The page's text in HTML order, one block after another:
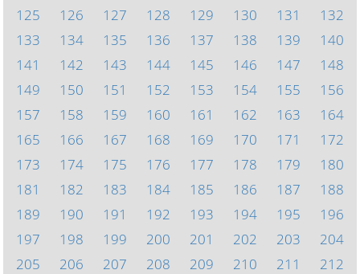
125
126 127 128 129 130 131
132
133
134 135 136 137 138 139
140
141
142 143 144 145 146 147
148
149
150 151 152 153 154 155
156
157
158 159 160 161 162 163
164
165
166 167 168 169 170 171
172
173
174 175 176 177 178 179
180
181
182 183 184 185 186 187
188
189
190 191 192 193 194 195
196
197
198 199 200 201 202 203
204
205
206 207 208 209 210 211
212